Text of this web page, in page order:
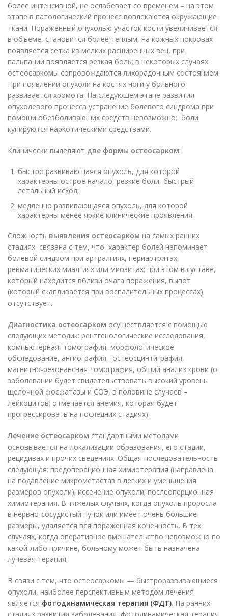
более интенсивной, не ослабевает со временем – на этом
этапе в патологический процесс вовлекаются окружающие
ткани. Пораженный опухолью участок кости увеличивается
в объеме, становится более теплым, на кожных покровах
появляется сетка из мелких расширенных вен, при
пальпации появляется резкая боль; в некоторых случаях
остеосаркомы сопровождаются лихорадочным состоянием.
При появлении опухоли на костях ноги у больного
развивается хромота. На следующем этапе развития
опухолевого процесса устранение болевого синдрома при
помощи обезболивающих средств невозможно; боли
купируются наркотическими средствами.
Клинически выделяют две формы остеосарком:
быстро развивающаяся опухоль, для которой
характерны острое начало, резкие боли, быстрый
летальный исход;
медленно развивающаяся опухоль, для которой
характерны менее яркие клинические проявления.
Сложность выявления остеосарком на самых ранних
стадиях связана с тем, что характер болей напоминает
болевой синдром при артралгиях, периартритах,
ревматических миалгиях или миозитах; при этом в суставе,
который находится вблизи очага поражения, выпот
(который скапливается при воспалительных процессах)
отсутствует.
Диагностика остеосарком осуществляется с помощью
следующих методик: рентгенологические исследования,
компьютерная томография, морфологическое
обследование, ангиография, остеосцинтиграфия,
магнитно-резонансная томография, общий анализ крови (о
заболевании будет свидетельствовать высокий уровень
щелочной фосфатазы и СОЭ, в половине случаев –
лейкоцитов; отмечается анемия, которая будет
прогрессировать на последних стадиях).
Лечение остеосарком стандартными методами
основывается на локализации образования, его стадии,
рецидивах и прочих сведениях. Общая последовательность
следующая: предоперационная химиотерапия (направлена
на подавление микрометастаз в легких и уменьшения
размеров опухоли); иссечение опухоли; послеоперционная
химиотерапия. В тяжелых случаях, когда опухоль проросла
в нервно-сосудистый пучок или имеет очень большие
размеры, удаляется вся пораженная конечность. В тех
случаях, когда оперативное вмешательство невозможно по
какой-либо причине, больному может быть назначена
лучевая терапия.
В связи с тем, что остеосаркомы — быстроразвивающиеся
опухоли, наиболее перспективным методом лечения
является фотодинамическая терапия (ФДТ). На ранних